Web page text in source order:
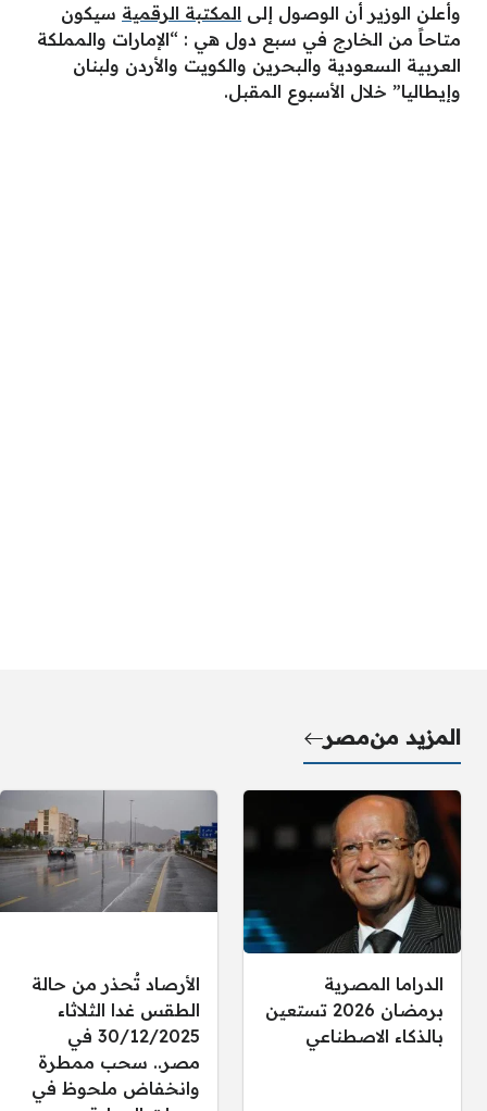
وأعلن الوزير أن الوصول إلى المكتبة الرقمية سيكون
متاحاً من الخارج في سبع دول هي : “الإمارات والمملكة
العربية السعودية والبحرين والكويت والأردن ولبنان
وإيطاليا” خلال الأسبوع المقبل.
المزيد منمصر
الدراما المصرية
برمضان 2026 تستعين
بالذكاء الاصطناعي
الأرصاد تُحذر من حالة
الطقس غدا الثلاثاء
30/12/2025 في
مصر.. سحب ممطرة
وانخفاض ملحوظ في